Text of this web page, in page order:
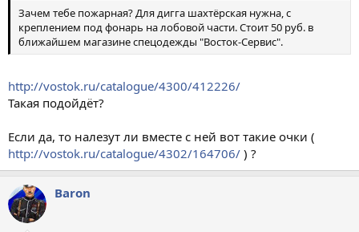
Зачем тебе пожарная? Для дигга шахтёрская нужна, с
креплением под фонарь на лобовой части. Стоит 50 руб. в
ближайшем магазине спецодежды "Восток-Сервис".
http://vostok.ru/catalogue/4300/412226/
Такая подойдёт?
Если да, то налезут ли вместе с ней вот такие очки (
http://vostok.ru/catalogue/4302/164706/ ) ?
Baron